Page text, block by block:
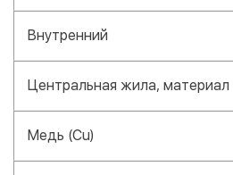
Внутренний
Центральная жила, материал
Медь (Cu)